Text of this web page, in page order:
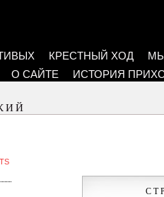
КРЕСТНЫЙ ХОД
О САЙТЕ ИСТОРИЯ